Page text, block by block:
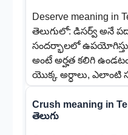
Deserve meaning in
తెలుగులో: డిసర్వ్ అనే
సందర్భాలలో
అంటే అర్హత కలిగి
యొక్క అర్ధాలు, ఎలాంటి
Crush meaning in
తెలుగు